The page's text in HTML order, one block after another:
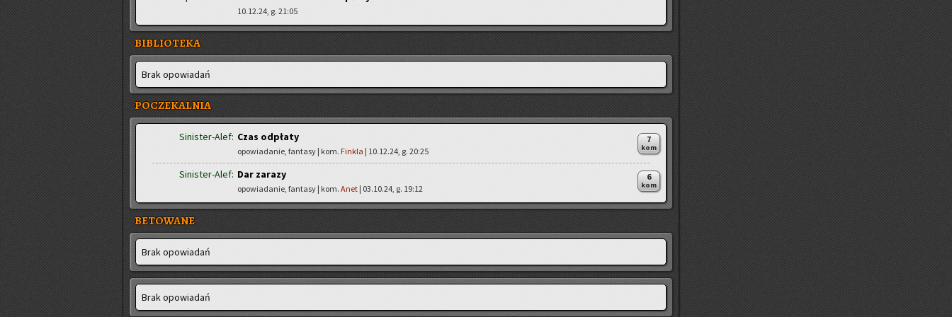
10.12.24, g. 21:05
BIBLIOTEKA
Brak opo­wia­dań
POCZEKALNIA
Sinister-Alef: Czas odpłaty
opowiadanie, fantasy | kom. Finkla | 10.12.24, g. 20:25
7
kom
Sinister-Alef: Dar zarazy
opowiadanie, fantasy | kom. Anet | 03.10.24, g. 19:12
6
kom
BETOWANE
Brak opo­wia­dań
Brak opo­wia­dań